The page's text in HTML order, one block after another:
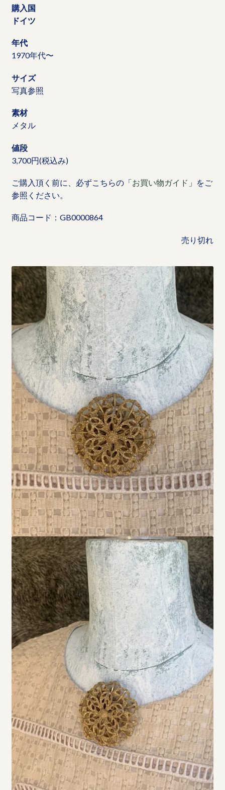
購入国
ドイツ
年代
1970年代〜
サイズ
写真参照
素材
メタル
値段
3,700円(税込み)
ご購入頂く前に、必ずこちらの「お買い物ガイド 」をご
参照ください。
商品コード：GB0000864
売り切れ